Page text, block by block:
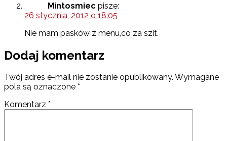
Mintosmiec pisze:
26 stycznia, 2012 o 18:05
Nie mam pasków z menu,co za szit.
Dodaj komentarz
Twój adres e-mail nie zostanie opublikowany. Wymagane
pola są oznaczone *
Komentarz *